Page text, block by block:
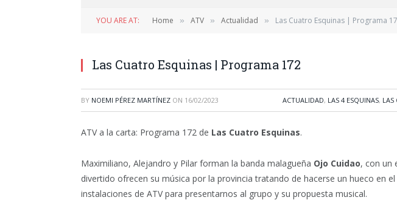
YOU ARE AT: Home » ATV » Actualidad » Las Cuatro Esquinas | Programa
Las Cuatro Esquinas | Programa 172
BY NOEMI PÉREZ MARTÍNEZ ON 16/02/2023 ACTUALIDAD, LAS 4 ESQUINAS, LAS
ATV a la carta: Programa 172 de Las Cuatro Esquinas.
Maximiliano, Alejandro y Pilar forman la banda malagueña Ojo Cuidao, con un
divertido ofrecen su música por la provincia tratando de hacerse un hueco en
instalaciones de ATV para presentarnos al grupo y su propuesta musical.